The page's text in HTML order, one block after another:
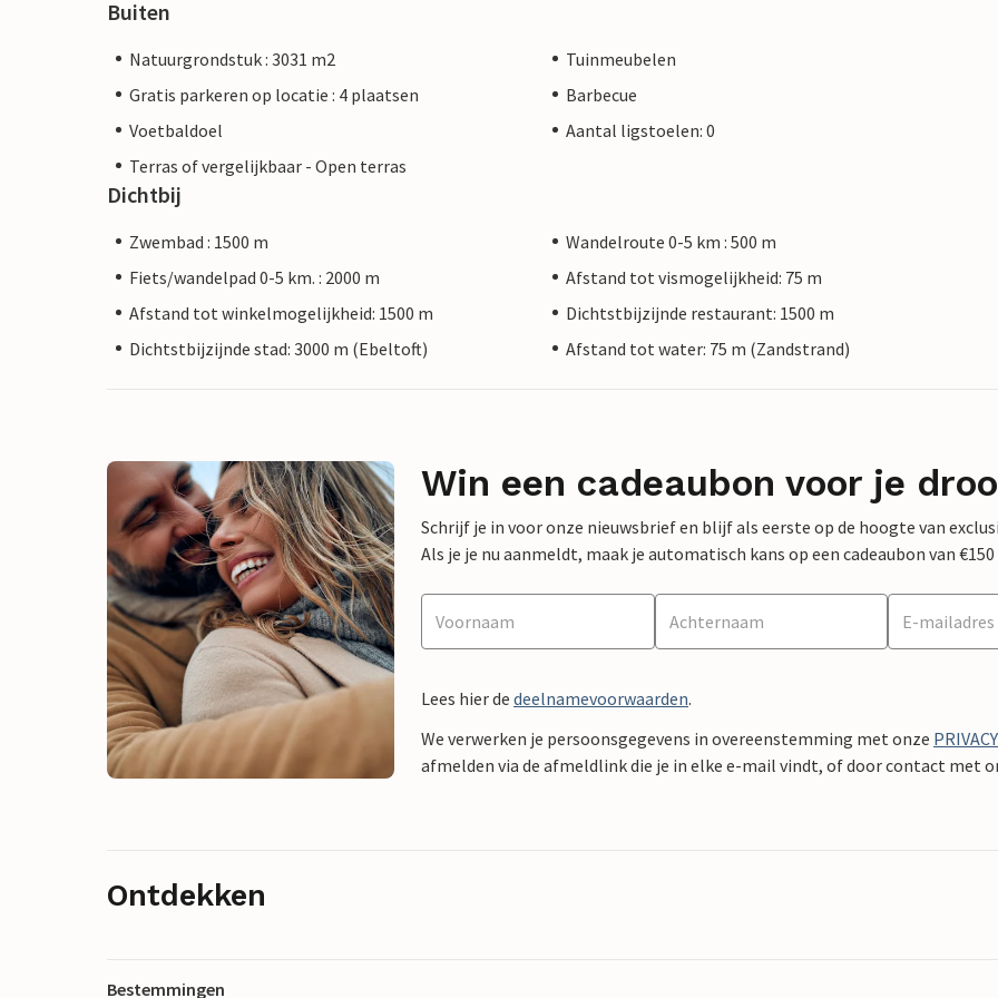
Buiten
Natuurgrondstuk : 3031 m2
Tuinmeubelen
Gratis parkeren op locatie : 4 plaatsen
Barbecue
Voetbaldoel
Aantal ligstoelen: 0
Terras of vergelijkbaar - Open terras
Dichtbij
Zwembad : 1500 m
Wandelroute 0-5 km : 500 m
Fiets/wandelpad 0-5 km. : 2000 m
Afstand tot vismogelijkheid: 75 m
Afstand tot winkelmogelijkheid: 1500 m
Dichtstbijzijnde restaurant: 1500 m
Dichtstbijzijnde stad: 3000 m (Ebeltoft)
Afstand tot water: 75 m (Zandstrand)
Win een cadeaubon voor je
Schrijf je in voor onze nieuwsbrief en blijf als eerste op de hoogte van
Als je je nu aanmeldt, maak je automatisch kans op een cadeaubon van
Lees hier de deelnamevoorwaarden.
We verwerken je persoonsgegevens in overeenstemming met onze
afmelden via de afmeldlink die je in elke e-mail vindt, of door contact met
Ontdekken
Bestemmingen